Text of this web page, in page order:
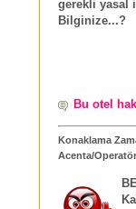
gerekli yasal
Bilginize...?
Bu otel
Konaklama
Acenta/